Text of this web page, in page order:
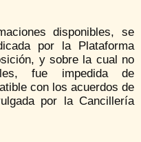
disponibles, se
por la Plataforma
y sobre la cual no
fue impedida de
con los acuerdos de
por la Cancillería